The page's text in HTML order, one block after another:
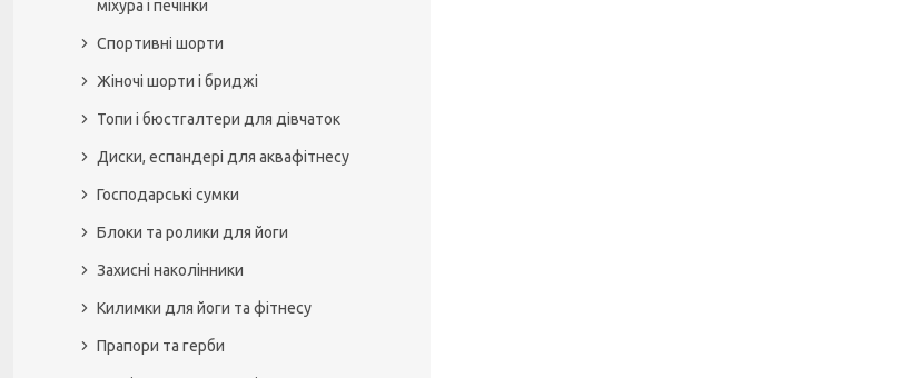
міхура і печінки
Спортивні шорти
Жіночі шорти і бриджі
Топи і бюстгалтери для дівчаток
Диски, еспандері для аквафітнесу
Господарські сумки
Блоки та ролики для йоги
Захисні наколінники
Килимки для йоги та фітнесу
Прапори та герби